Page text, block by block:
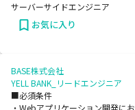
サーバーサイドエンジニア
お気に入り
BASE株式会社
YELL BANK_リードエンジニア
■必須条件
・Webアプリケーション開発に